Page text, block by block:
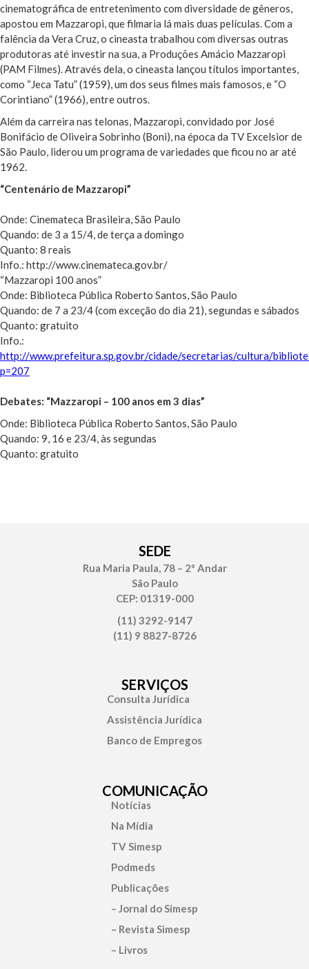
cinematográfica de entretenimento com diversidade de gêneros,
apostou em Mazzaropi, que filmaria lá mais duas películas. Com a
falência da Vera Cruz, o cineasta trabalhou com diversas outras
produtoras até investir na sua, a Produções Amácio Mazzaropi
(PAM Filmes). Através dela, o cineasta lançou títulos importantes,
como “Jeca Tatu” (1959), um dos seus filmes mais famosos, e “O
Corintiano” (1966), entre outros.
Além da carreira nas telonas, Mazzaropi, convidado por José
Bonifácio de Oliveira Sobrinho (Boni), na época da TV Excelsior de
São Paulo, liderou um programa de variedades que ficou no ar até
1962.
“Centenário de Mazzaropi”
Onde: Cinemateca Brasileira, São Paulo
Quando: de 3 a 15/4, de terça a domingo
Quanto: 8 reais
Info.: http://www.cinemateca.gov.br/
“Mazzaropi 100 anos”
Onde: Biblioteca Pública Roberto Santos, São Paulo
Quando: de 7 a 23/4 (com exceção do dia 21), segundas e sábados
Quanto: gratuito
Info.:
http://www.prefeitura.sp.gov.br/cidade/secretarias/cultura/
p=207
Debates: “Mazzaropi – 100 anos em 3 dias”
Onde: Biblioteca Pública Roberto Santos, São Paulo
Quando: 9, 16 e 23/4, às segundas
Quanto: gratuito
SEDE
Rua Maria Paula, 78 – 2º Andar
São Paulo
CEP: 01319-000
(11) 3292-9147
(11) 9 8827-8726
SERVIÇOS
Consulta Jurídica
Assistência Jurídica
Banco de Empregos
COMUNICAÇÃO
Notícias
Na Mídia
TV Simesp
Podmeds
Publicações
– Jornal do Simesp
– Revista Simesp
– Livros